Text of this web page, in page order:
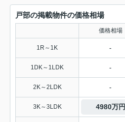
戸部の掲載物件の価格相場
価格相場
1R～1K -
1DK～1LDK -
2K～2LDK -
3K～3LDK 4980万円